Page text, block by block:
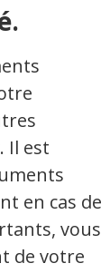
Il est
en cas de
vous
de votre